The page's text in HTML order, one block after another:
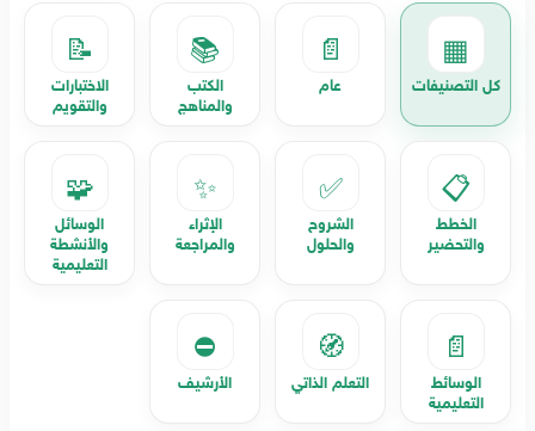
▦
كل التصنيفات
📄
عام
📚
الكتب
والمناهج
📝
الاختبارات
والتقويم
📋
الخطط
والتحضير
✅
الشروح
والحلول
✨
الإثراء
والمراجعة
🧩
الوسائل
والأنشطة
التعليمية
📄
الوسائط
التعليمية
🧭
التعلم الذاتي
⛔
الأرشيف